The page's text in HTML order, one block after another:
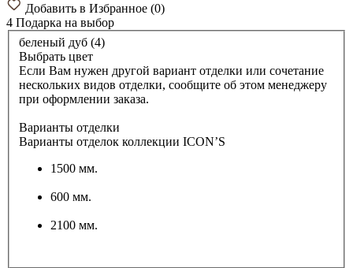
Добавить в Избранное (0)
4 Подарка на выбор
беленый дуб (4)
Выбрать цвет
Если Вам нужен другой вариант отделки или сочетание
нескольких видов отделки, сообщите об этом менеджеру
при оформлении заказа.
Варианты отделки
Варианты отделок коллекции ICON’S
1500 мм.
600 мм.
2100 мм.